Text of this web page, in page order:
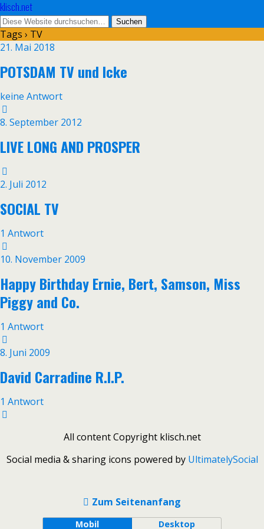
klisch.net
Tags › TV
21. Mai 2018
POTSDAM TV und Icke
keine Antwort
8. September 2012
LIVE LONG AND PROSPER
2. Juli 2012
SOCIAL TV
1 Antwort
10. November 2009
Happy Birthday Ernie, Bert, Samson, Miss
Piggy and Co.
1 Antwort
8. Juni 2009
David Carradine R.I.P.
1 Antwort
All content Copyright klisch.net
Social media & sharing icons powered by UltimatelySocial
Zum Seitenanfang
Mobil Desktop